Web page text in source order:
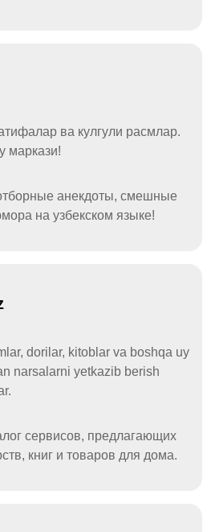
ва кулгули расмлар.
маркази!
анекдоты, смешные
на узбекском языке!
dorilar, kitoblar va boshqa uy
narsalarni yetkazib berish
сервисов, предлагающих
книг и товаров для дома.